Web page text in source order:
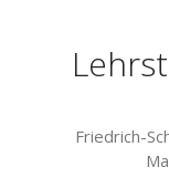
Friedrich-